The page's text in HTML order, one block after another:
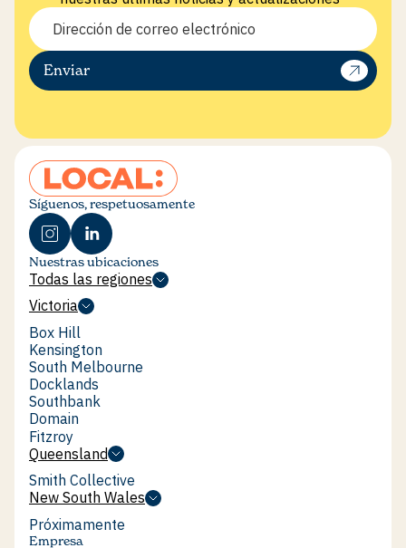
February 2026
Yep, Rent Party is a thing.
Enviar
Síguenos, respetuosamente
Nuestras ubicaciones
Todas las regiones
Todas las regiones
Victoria
Victoria
Box Hill
Box Hill
Kensington
Kensington
South Melbourne
South Melbourne
Docklands
Docklands
Southbank
Southbank
Domain
Domain
Fitzroy
Fitzroy
Queensland
Queensland
Smith Collective
Smith Collective
New South Wales
New South Wales
Próximamente
Empresa